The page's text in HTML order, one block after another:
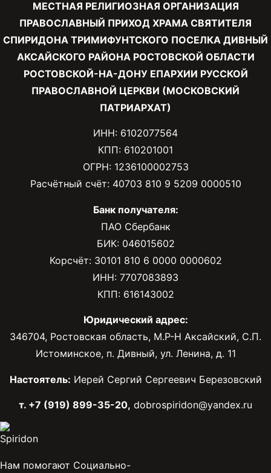
МЕСТНАЯ РЕЛИГИОЗНАЯ ОРГАНИЗАЦИЯ
ПРАВОСЛАВНЫЙ ПРИХОД ХРАМА СВЯТИТЕЛЯ
СПИРИДОНА ТРИМИФУНТСКОГО ПОСЕЛКА ДИВНЫЙ
АКСАЙСКОГО РАЙОНА РОСТОВСКОЙ ОБЛАСТИ
РОСТОВСКОЙ-НА-ДОНУ ЕПАРХИИ РУССКОЙ
ПРАВОСЛАВНОЙ ЦЕРКВИ (МОСКОВСКИЙ
ПАТРИАРХАТ)
ИНН: 6102077564
КПП: 610201001
ОГРН: 1236100002753
Расчётный счёт: 40703 810 9 5209 0000510
Банк получателя:
ПАО Сбербанк
БИК: 046015602
Корсчёт: 30101 810 6 0000 0000602
ИНН: 7707083893
КПП: 616143002
Юридический адрес:
346704, Ростовская область, М.Р-Н Аксайский, С.П.
Истоминское, п. Дивный, ул. Ленина, д. 11
Настоятель: Иерей Сергий Сергеевич Березовский
т. +7 (919) 899-35-20, dobrospiridon@yandex.ru
Нам помогают Социально-